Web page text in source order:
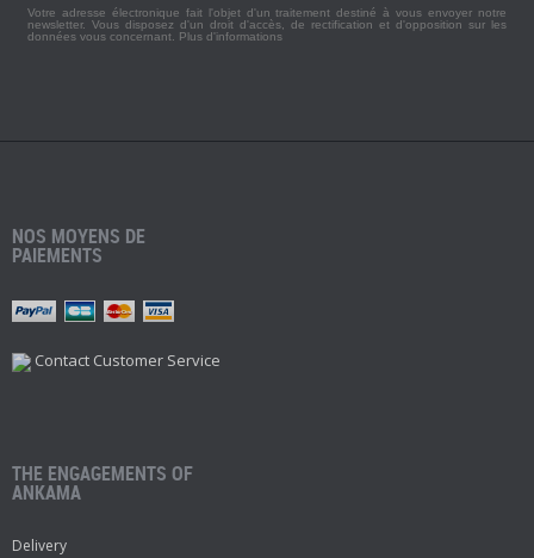
Votre adresse électronique fait l'objet d'un traitement destiné à vous envoyer notre
newsletter. Vous disposez d'un droit d'accès, de rectification et d'opposition sur les
données vous concernant. Plus d'informations
NOS MOYENS DE
PAIEMENTS
Contact Customer Service
THE ENGAGEMENTS OF
ANKAMA
Delivery